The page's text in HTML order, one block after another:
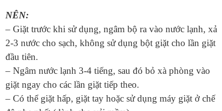
NÊN:
– Giặt trước khi sử dụng, ngâm bộ ra vào nước lạnh, xả
2-3 nước cho sạch, không sử dụng bột giặt cho lần giặt
đầu tiên.
– Ngâm nước lạnh 3-4 tiếng, sau đó bỏ xà phòng vào
giặt ngay cho các lần giặt tiếp theo.
– Có thể giặt hấp, giặt tay hoặc sử dụng máy giặt ở chế